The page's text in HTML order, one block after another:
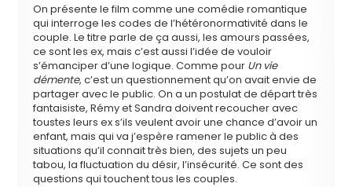
On présente le film comme une comédie romantique
qui interroge les codes de l’hétéronormativité dans le
couple. Le titre parle de ça aussi, les amours passées,
ce sont les ex, mais c’est aussi l’idée de vouloir
s’émanciper d’une logique. Comme pour Un vie
démente, c’est un questionnement qu’on avait envie de
partager avec le public. On a un postulat de départ très
fantaisiste, Rémy et Sandra doivent recoucher avec
toustes leurs ex s’ils veulent avoir une chance d’avoir un
enfant, mais qui va j’espère ramener le public à des
situations qu’il connait très bien, des sujets un peu
tabou, la fluctuation du désir, l’insécurité. Ce sont des
questions qui touchent tous les couples.